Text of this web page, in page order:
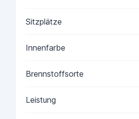
Sitzplätze
Innenfarbe
Brennstoffsorte
Leistung